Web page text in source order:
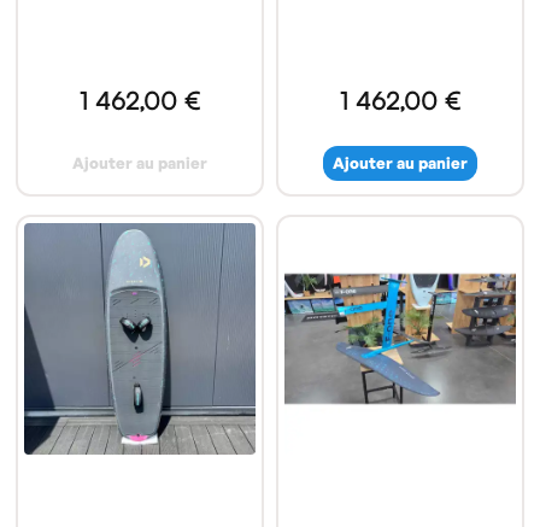
1 462,00 €
Ajouter au panier
1 462,00 €
Ajouter au panier